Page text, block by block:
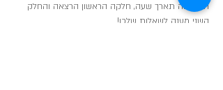
ההרצאה תארך שעה, חלקה הראשון הרצאה והחלק
השני מענה לשאלות שלכן!